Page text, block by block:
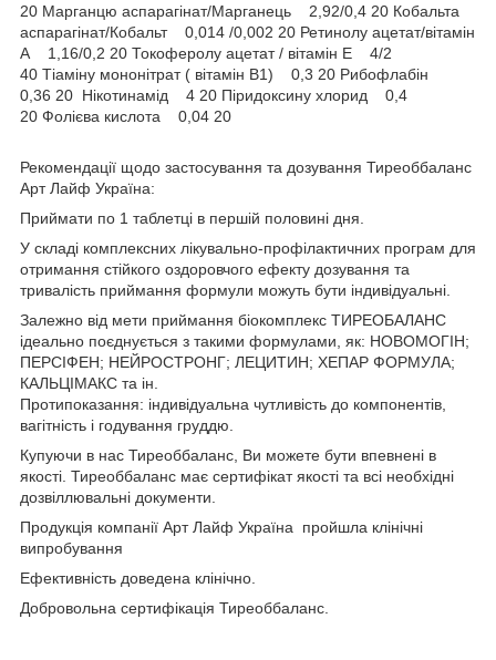
20 Марганцю аспарагінат/Марганець 2,92/0,4 20 Кобальта
аспарагінат/Кобальт 0,014 /0,002 20 Ретинолу ацетат/вітамін
А 1,16/0,2 20 Токоферолу ацетат / вітамін Е 4/2
40 Тіаміну мононітрат ( вітамін В1) 0,3 20 Рибофлабін
0,36 20 Нікотинамід 4 20 Піридоксину хлорид 0,4
20 Фолієва кислота 0,04 20
Рекомендації щодо застосування та дозування Тиреоббаланс
Арт Лайф Україна:
Приймати по 1 таблетці в першій половині дня.
У складі комплексних лікувально-профілактичних програм для
отримання стійкого оздоровчого ефекту дозування та
тривалість приймання формули можуть бути індивідуальні.
Залежно від мети приймання біокомплекс ТИРЕОБАЛАНС
ідеально поєднується з такими формулами, як: НОВОМОГІН;
ПЕРСІФЕН; НЕЙРОСТРОНГ; ЛЕЦИТИН; ХЕПАР ФОРМУЛА;
КАЛЬЦІМАКС та ін.
Протипоказання: індивідуальна чутливість до компонентів,
вагітність і годування груддю.
Купуючи в нас Тиреоббаланс, Ви можете бути впевнені в
якості. Тиреоббаланс має сертифікат якості та всі необхідні
дозвіллювальні документи.
Продукція компанії Арт Лайф Україна пройшла клінічні
випробування
Ефективність доведена клінічно.
Добровольна сертифікація Тиреоббаланс.